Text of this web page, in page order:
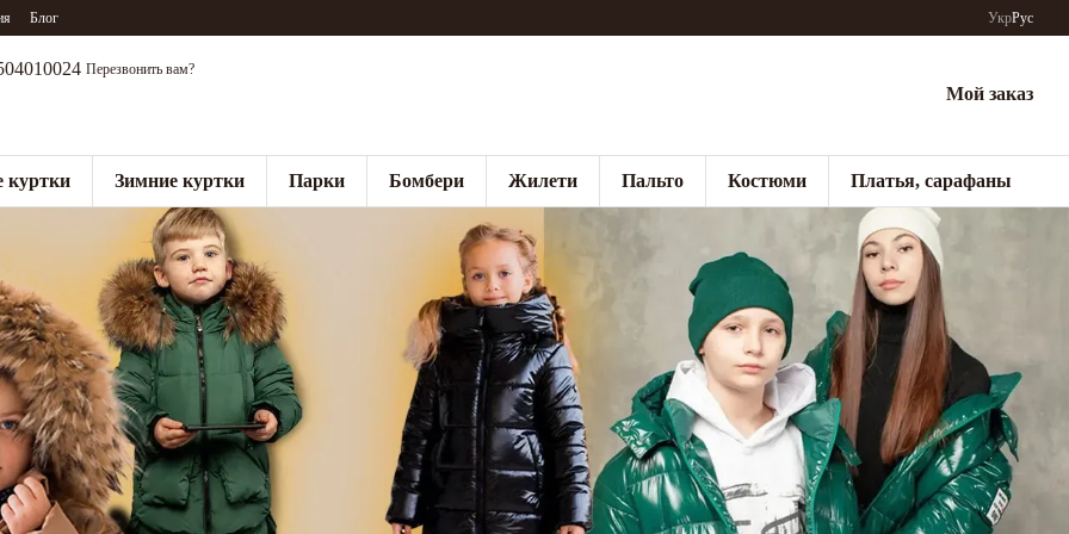
Блог УкрРус
Перезвонить вам?
Мой заказ
куртки Зимние куртки Парки Бомбери Жилети Пальто Костюми Платья, сарафаны